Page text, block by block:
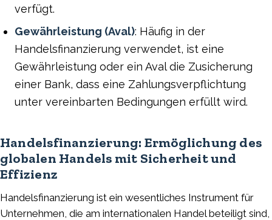
verfügt.
Gewährleistung (Aval): Häufig in der
Handelsfinanzierung verwendet, ist eine
Gewährleistung oder ein Aval die Zusicherung
einer Bank, dass eine Zahlungsverpflichtung
unter vereinbarten Bedingungen erfüllt wird.
Handelsfinanzierung: Ermöglichung des
globalen Handels mit Sicherheit und
Effizienz
Handelsfinanzierung ist ein wesentliches Instrument für
Unternehmen, die am internationalen Handel beteiligt sind,